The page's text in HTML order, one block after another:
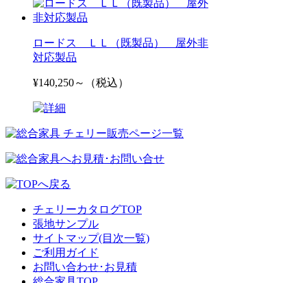
ロードス ＬＬ（既製品） 屋外非
対応製品
¥140,250～（税込）
チェリーカタログTOP
張地サンプル
サイトマップ(目次一覧)
ご利用ガイド
お問い合わせ･お見積